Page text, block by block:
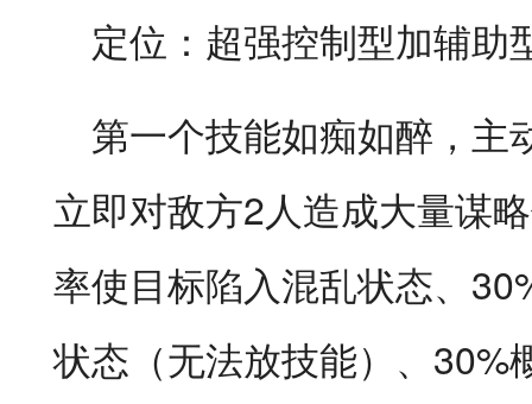
定位：超强控制型加辅助
第一个技能如痴如醉，主
立即对敌方2人造成大量谋
率使目标陷入混乱状态、
状态（无法放技能）、30%